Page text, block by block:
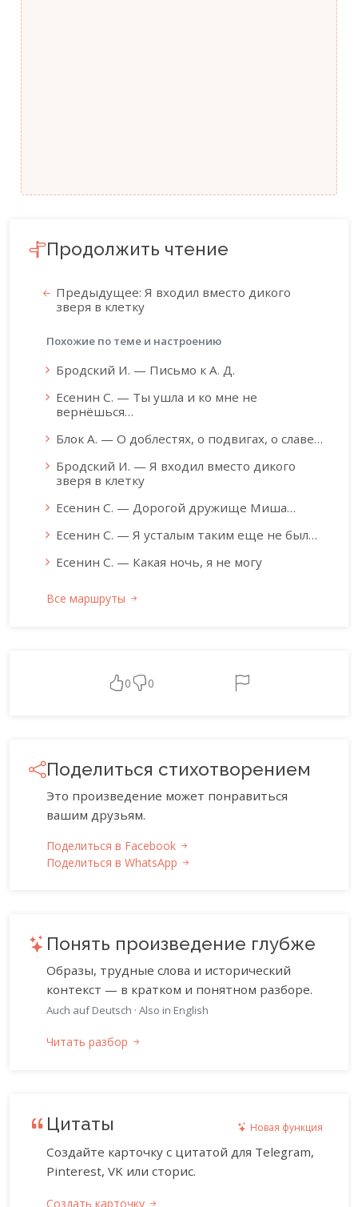
Продолжить чтение
Предыдущее: Я входил вместо дикого
зверя в клетку
Похожие по теме и настроению
Бродский И. — Письмо к А. Д.
Есенин С. — Ты ушла и ко мне не
вернёшься…
Блок А. — О доблестях, о подвигах, о славе…
Бродский И. — Я входил вместо дикого
зверя в клетку
Есенин С. — Дорогой дружище Миша…
Есенин С. — Я усталым таким еще не был…
Есенин С. — Какая ночь, я не могу
Все маршруты
0 0
Поделиться стихотворением
Это произведение может понравиться
вашим друзьям.
Поделиться в Facebook
Поделиться в WhatsApp
Понять произведение глубже
Образы, трудные слова и исторический
контекст — в кратком и понятном разборе.
Auch auf Deutsch · Also in English
Читать разбор
Цитаты Новая функция
Создайте карточку с цитатой для Telegram,
Pinterest, VK или сторис.
Создать карточку